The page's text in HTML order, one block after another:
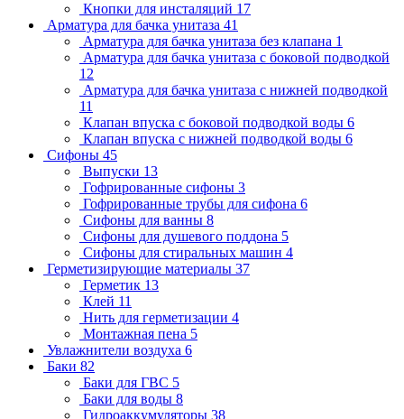
Кнопки для инсталяций 17
Арматура для бачка унитаза 41
Арматура для бачка унитаза без клапана 1
Арматура для бачка унитаза с боковой подводкой
12
Арматура для бачка унитаза с нижней подводкой
11
Клапан впуска с боковой подводкой воды 6
Клапан впуска с нижней подводкой воды 6
Сифоны 45
Выпуски 13
Гофрированные сифоны 3
Гофрированные трубы для сифона 6
Сифоны для ванны 8
Сифоны для душевого поддона 5
Сифоны для стиральных машин 4
Герметизирующие материалы 37
Герметик 13
Клей 11
Нить для герметизации 4
Монтажная пена 5
Увлажнители воздуха 6
Баки 82
Баки для ГВС 5
Баки для воды 8
Гидроаккумуляторы 38